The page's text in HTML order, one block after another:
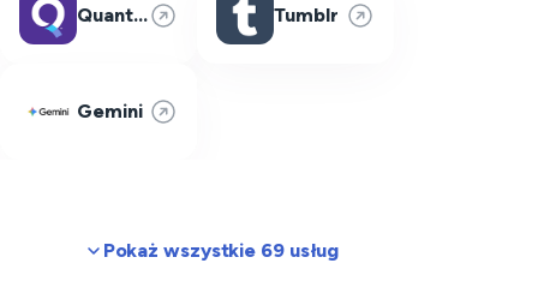
Quantum Fiber Tumblr
Gemini
Pokaż wszystkie 69 usług